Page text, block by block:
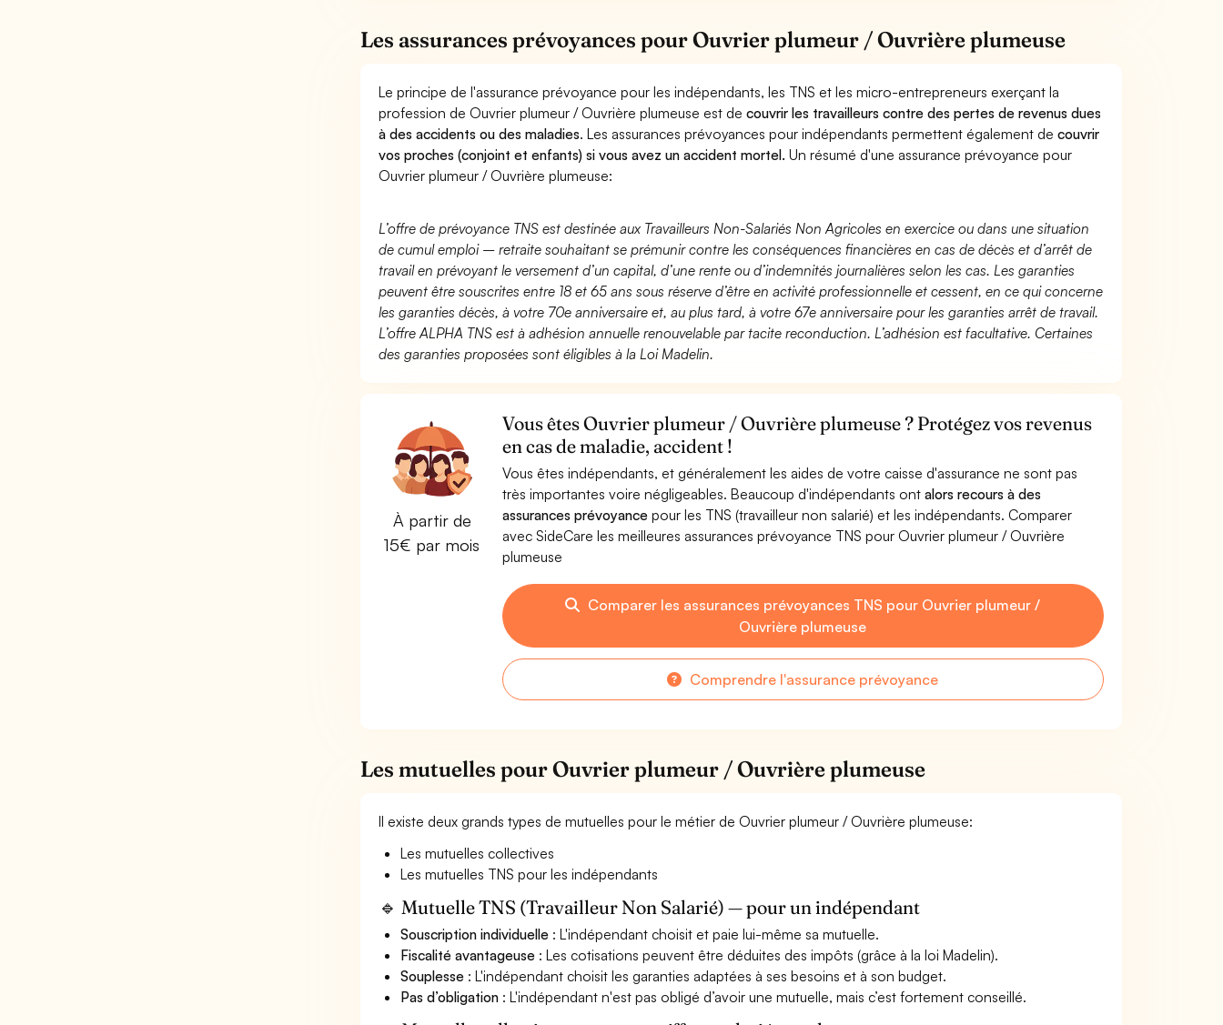
Les assurances prévoyances pour Ouvrier plumeur / Ouvrière plumeuse
Le principe de l'assurance prévoyance pour les indépendants, les TNS et les micro-entrepreneurs exerçant la
profession de Ouvrier plumeur / Ouvrière plumeuse est decouvrir les travailleurs contre des pertes de revenus dues
à des accidents ou des maladies. Les assurances prévoyances pour indépendants permettent également decouvrir
vos proches (conjoint et enfants) si vous avez un accident mortel. Un résumé d'une assurance prévoyance pour
Ouvrier plumeur / Ouvrière plumeuse:
L’offre de prévoyance TNS est destinée aux Travailleurs Non-Salariés Non Agricoles en exercice ou dans une situation
de cumul emploi – retraite souhaitant se prémunir contre les conséquences financières en cas de décès et d’arrêt de
travail en prévoyant le versement d’un capital, d’une rente ou d’indemnités journalières selon les cas. Les garanties
peuvent être souscrites entre 18 et 65 ans sous réserve d’être en activité professionnelle et cessent, en ce qui concerne
les garanties décès, à votre 70e anniversaire et, au plus tard, à votre 67e anniversaire pour les garanties arrêt de travail.
L’offre ALPHA TNS est à adhésion annuelle renouvelable par tacite reconduction. L’adhésion est facultative. Certaines
des garanties proposées sont éligibles à la Loi Madelin.
À partir de
15€ par mois
Vous êtes Ouvrier plumeur / Ouvrière plumeuse ? Protégez vos revenus
en cas de maladie, accident !
Vous êtes indépendants, et généralement les aides de votre caisse d'assurance ne sont pas
très importantes voire négligeables. Beaucoup d'indépendants ont alors recours à des
assurances prévoyancepour les TNS (travailleur non salarié) et les indépendants. Comparer
avec SideCare les meilleures assurances prévoyance TNS pour Ouvrier plumeur / Ouvrière
plumeuse
Comparer les assurances prévoyances TNS pour Ouvrier plumeur /
Ouvrière plumeuse
Comprendre l'assurance prévoyance
Les mutuelles pour Ouvrier plumeur / Ouvrière plumeuse
Il existe deux grands types de mutuelles pour le métier de Ouvrier plumeur / Ouvrière plumeuse:
Les mutuelles collectives
Les mutuelles TNS pour les indépendants
🔹 Mutuelle TNS (Travailleur Non Salarié) — pour un indépendant
Souscription individuelle : L'indépendant choisit et paie lui-même sa mutuelle.
Fiscalité avantageuse : Les cotisations peuvent être déduites des impôts (grâce à la loi Madelin).
Souplesse : L'indépendant choisit les garanties adaptées à ses besoins et à son budget.
Pas d’obligation : L'indépendant n'est pas obligé d’avoir une mutuelle, mais c’est fortement conseillé.